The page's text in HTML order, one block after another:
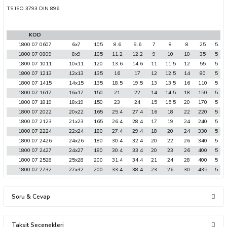
TS ISO 3793 DIN 896
KOD
1800 07 0607
6x7 105 8.6 9.6 7 8 8 25
5
1800 07 0809
8x9 105 11.2 12.2 9 10 10 35
5
1800 07 1011
10x11 120 13.6 14.6 11 11.5 12 55
5
1800 07 1213
12x13 135 16 17 12 12.5 14 80
5
1800 07 1415
14x15 135 18.5 19.5 13 13.5 16 110
5
1800 07 1617
16x17 150 21 22 14 14.5 18 150
5
1800 07 1819
18x19 150 23 24 15 15.5 20 170
5
1800 07 2022
20x22 165 25.4 27.4 16 18 22 220
5
1800 07 2123
21x23 165 26.4 28.4 17 19 24 240
5
1800 07 2224
22x24 180 27.4 29.4 18 20 24 330
5
1800 07 2426
24x26 180 30.4 32.4 20 22 26 340
5
1800 07 2427
24x27 180 30.4 33.4 20 23 26 400
5
1800 07 2528
25x28 200 31.4 34.4 21 24 28 400
5
1800 07 2732
27x32 200 33.4 38.4 23 26 30 435 5
Soru & Cevap
Taksit Seçenekleri